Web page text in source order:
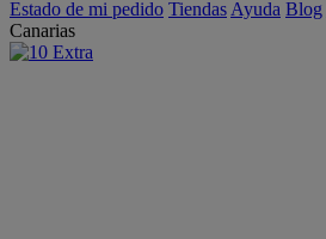
Estado de mi pedido Tiendas Ayuda Blog
Canarias